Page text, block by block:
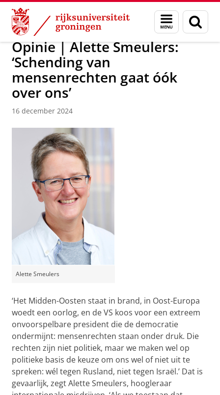
Skip
Content
Skip
Navigation
Menu
en
zoeken
Over ons Actueel Nieuws
Opinie | Alette Smeulers:
‘Schending van
mensenrechten gaat óók
over ons’
16 december 2024
Alette Smeulers
‘Het Midden-Oosten staat in brand, in Oost-Europa
woedt een oorlog, en de VS koos voor een extreem
onvoorspelbare president die de democratie
ondermijnt: mensenrechten staan onder druk. Die
rechten zijn niet politiek, maar we maken wel op
politieke basis de keuze om ons wel of niet uit te
spreken: wél tegen Rusland, niet tegen Israël.’ Dat is
gevaarlijk, zegt Alette Smeulers, hoogleraar